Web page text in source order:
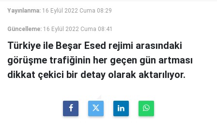
Yayınlanma: 16 Eylül 2022 Cuma 08:29
Güncelleme: 16 Eylül 2022 Cuma 08:41
Türkiye ile Beşar Esed rejimi arasındaki
görüşme trafiğinin her geçen gün artması
dikkat çekici bir detay olarak aktarılıyor.